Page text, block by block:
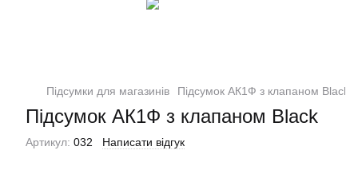
Підсумки для магазинів Підсумок АК1Ф з клапаном Black
Підсумок АК1Ф з клапаном Black
Артикул: 032 Написати відгук